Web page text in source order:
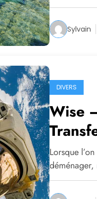
Sylvain
DIVERS
Wise
Lorsque